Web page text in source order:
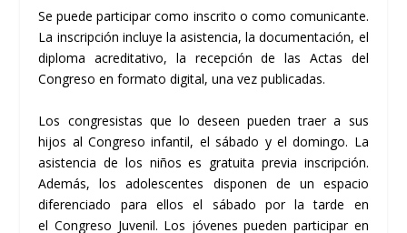
Se puede participar como inscrito o como comunicante.
La inscripción incluye la asistencia, la documentación, el
diploma acreditativo, la recepción de las Actas del
Congreso en formato digital, una vez publicadas.
Los congresistas que lo deseen pueden traer a sus
hijos alCongreso infantil, el sábado y el domingo. La
asistencia de los niños es gratuita previa inscripción.
Además, los adolescentes disponen de un espacio
diferenciado para ellos el sábado por la tarde en
elCongreso Juvenil. Los jóvenes pueden participar en